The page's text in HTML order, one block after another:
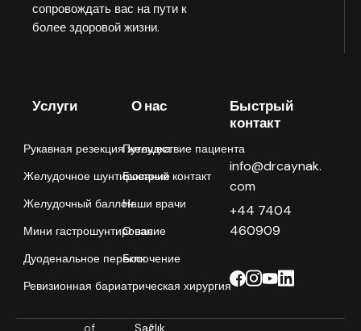
сопровождать вас на пути к
более здоровой жизни.
Услуги
Рукавная резекция желудка
Желудочное шунтирование
Желудочный баллон
Мини гастрошунтирование
Дуоденальное переключение
Ревизионная бариатрическая хирургия
О нас
Путешествие пациента
Быстрый контакт
Наши врачи
О нас
Блог
Быстрый
контакт
info@drcaynak.
com
+44 7404
460909
of Sağlık